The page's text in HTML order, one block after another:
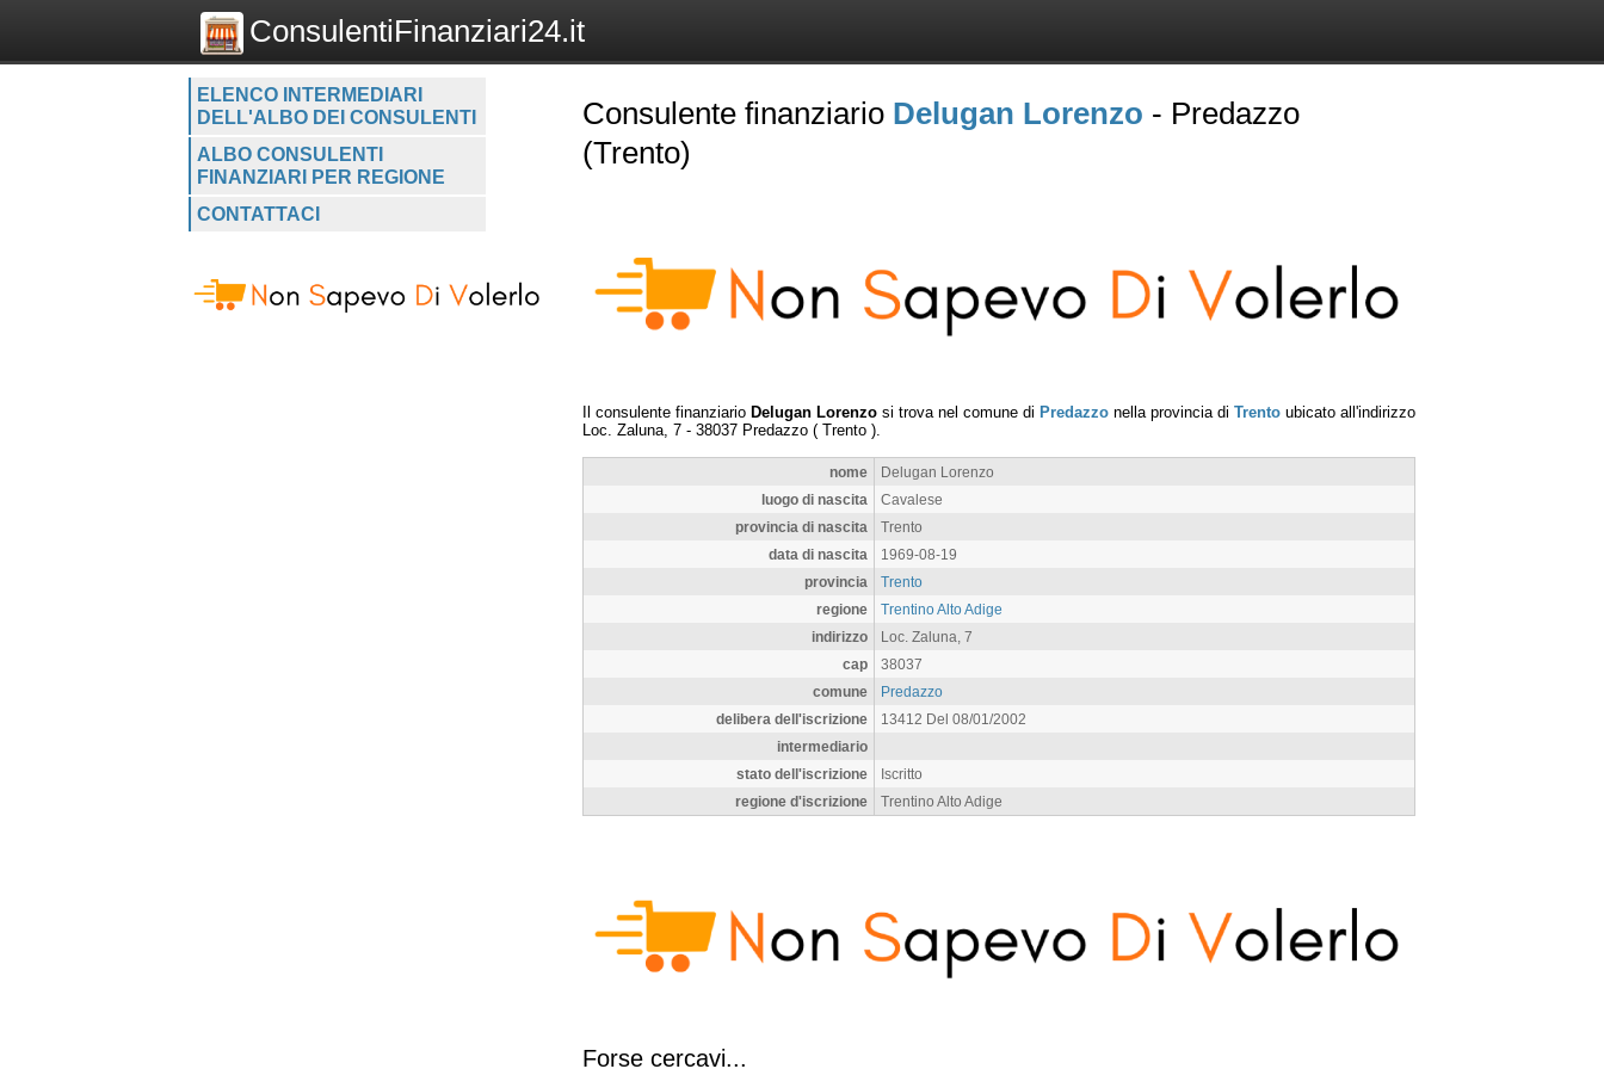
ConsulentiFinanziari24.it
ELENCO INTERMEDIARI
DELL'ALBO DEI CONSULENTI
ALBO CONSULENTI
FINANZIARI PER REGIONE
CONTATTACI
Consulente finanziario Delugan Lorenzo - Predazzo
(Trento)
Il consulente finanziario Delugan Lorenzo si trova nel comune di Predazzo nella provincia di Trento ubicato all'indirizzo
Loc. Zaluna, 7 - 38037 Predazzo ( Trento ).
nome
Delugan Lorenzo
luogo di nascita
Cavalese
provincia di nascita
Trento
data di nascita
1969-08-19
provincia
Trento
regione
Trentino Alto Adige
indirizzo
Loc. Zaluna, 7
cap
38037
comune
Predazzo
delibera dell'iscrizione
13412 Del 08/01/2002
intermediario
stato dell'iscrizione
Iscritto
regione d'iscrizione
Trentino Alto Adige
Forse cercavi...